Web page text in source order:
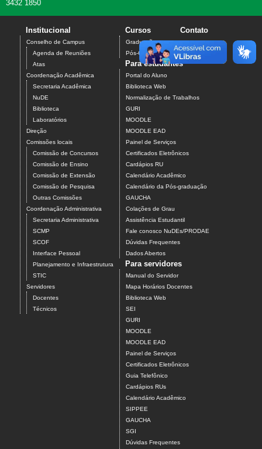
3432 1850
Institucional
Conselho de Campus
Agenda de Reuniões
Atas
Coordenação Acadêmica
Secretaria Acadêmica
NuDE
Biblioteca
Laboratórios
Direção
Comissões locais
Comissão de Concursos
Comissão de Ensino
Comissão de Extensão
Comissão de Pesquisa
Outras Comissões
Coordenação Administrativa
Secretaria Administrativa
SCMP
SCOF
Interface Pessoal
Planejamento e Infraestrutura
STIC
Servidores
Docentes
Técnicos
Cursos
Graduação
Pós-Graduação
Contato
Para estudantes
Portal do Aluno
Biblioteca Web
Normalização de Trabalhos
GURI
MOODLE
MOODLE EAD
Painel de Serviços
Certificados Eletrônicos
Cardápios RU
Calendário Acadêmico
Calendário da Pós-graduação
GAUCHA
Colações de Grau
Assistência Estudantil
Fale conosco NuDEs/PRODAE
Dúvidas Frequentes
Dados Abertos
Para servidores
Manual do Servidor
Mapa Horários Docentes
Biblioteca Web
SEI
GURI
MOODLE
MOODLE EAD
Painel de Serviços
Certificados Eletrônicos
Guia Telefônico
Cardápios RUs
Calendário Acadêmico
SIPPEE
GAUCHA
SGI
Dúvidas Frequentes